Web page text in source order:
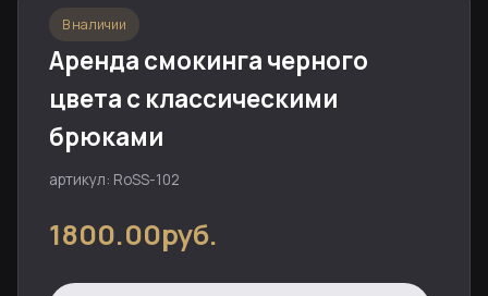
В наличии
Аренда смокинга черного
цвета с классическими
брюками
артикул: RoSS-102
1800.00руб.